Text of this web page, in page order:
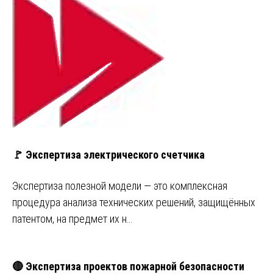
🚩 Экспертиза электрического счетчика
Экспертиза полезной модели — это комплексная
процедура анализа технических решений, защищённых
патентом, на предмет их н…
🔴 Экспертиза проектов пожарной безопасности